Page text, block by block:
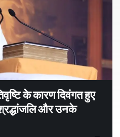
के कारण दिवंगत हुए
श्रद्धांजलि और उनके